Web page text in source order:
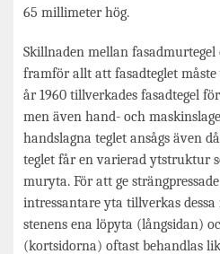
65 millimeter hög.
Skillnaden mellan
framför allt att fasadteglet
år 1960 tillverkades fasadtegel
men även hand- och
handslagna teglet ansågs även
teglet får en varierad ytstruktur
muryta. För att ge
intressantare yta tillverkas
stenens ena löpyta (långsidan)
(kortsidorna) oftast behandlas